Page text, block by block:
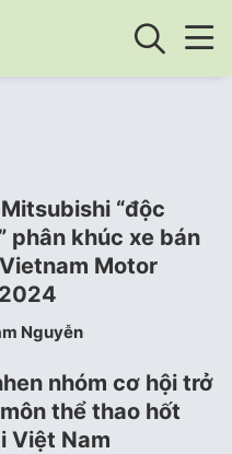
“độc
phân khúc xe bán
Motor
Nguyễn
nhóm cơ hội trở
thể thao hốt
Việt Nam